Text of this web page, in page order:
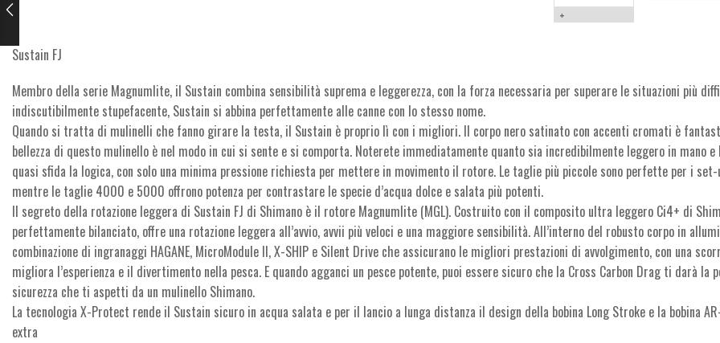
+
Sustain FJ
Membro della serie Magnumlite, il Sustain combina sensibilità suprema e leggerezza, con la forza necessaria per superare le situazioni più
indiscutibilmente stupefacente, Sustain si abbina perfettamente alle canne con lo stesso nome.
Quando si tratta di mulinelli che fanno girare la testa, il Sustain è proprio lì con i migliori. Il corpo nero satinato con accenti cromati è
bellezza di questo mulinello è nel modo in cui si sente e si comporta. Noterete immediatamente quanto sia incredibilmente leggero in mano e
quasi sfida la logica, con solo una minima pressione richiesta per mettere in movimento il rotore. Le taglie più piccole sono perfette per i
mentre le taglie 4000 e 5000 offrono potenza per contrastare le specie d’acqua dolce e salata più potenti.
Il segreto della rotazione leggera di Sustain FJ di Shimano è il rotore Magnumlite (MGL). Costruito con il composito ultra leggero Ci4+ di
perfettamente bilanciato, offre una rotazione leggera all’avvio, avvii più veloci e una maggiore sensibilità. All’interno del robusto corpo in
combinazione di ingranaggi HAGANE, MicroModule II, X-SHIP e Silent Drive che assicurano le migliori prestazioni di avvolgimento, con una
migliora l’esperienza e il divertimento nella pesca. E quando agganci un pesce potente, puoi essere sicuro che la Cross Carbon Drag ti darà la
sicurezza che ti aspetti da un mulinello Shimano.
La tecnologia X-Protect rende il Sustain sicuro in acqua salata e per il lancio a lunga distanza il design della bobina Long Stroke e la bobina
extra